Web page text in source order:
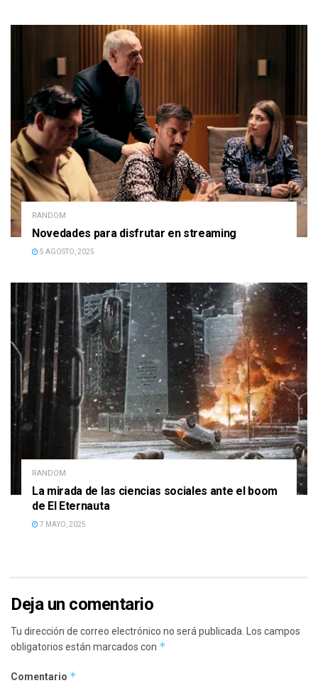
RANDOM
Novedades para disfrutar en streaming
5 AGOSTO, 2025
RANDOM
La mirada de las ciencias sociales ante el boom
de El Eternauta
7 MAYO, 2025
Deja un comentario
Tu dirección de correo electrónico no será publicada. Los campos
obligatorios están marcados con *
Comentario *